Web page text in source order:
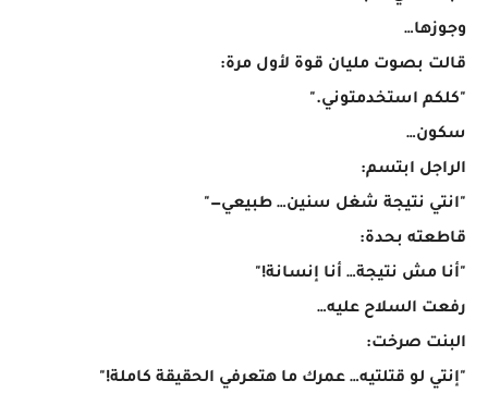
وجوزها…
قالت بصوت مليان قوة لأول مرة:
"كلكم استخدمتوني."
سكون…
الراجل ابتسم:
"انتي نتيجة شغل سنين… طبيعي—"
قاطعته بحدة:
"أنا مش نتيجة… أنا إنسانة!"
رفعت السلاح عليه…
البنت صرخت:
"إنتي لو قتلتيه… عمرك ما هتعرفي الحقيقة كاملة!"